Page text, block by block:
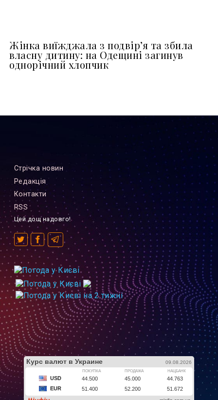
Жінка виїжджала з подвір’я та збила
власну дитину: на Одещині загинув
однорічний хлопчик
Стрiчка новин
Редакцiя
Контакти
RSS
Цей дощ надовго!